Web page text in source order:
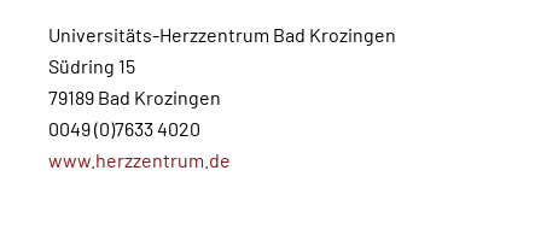
Universitäts-Herzzentrum Bad Krozingen
Südring 15
79189 Bad Krozingen
0049 (0)7633 4020
www.herzzentrum.de